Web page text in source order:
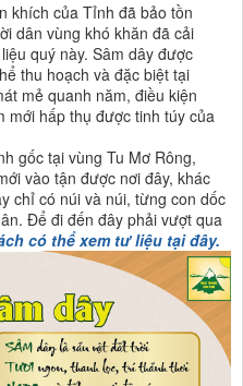
khích của Tỉnh đã bảo tồn
dân vùng khó khăn đã cải
quý này. Sâm dây được
thu hoạch và đặc biệt tại
mẻ quanh năm, điều kiện
mới hấp thụ được tinh túy của
gốc tại vùng Tu Mơ Rông,
vào tận được nơi đây, khác
chỉ có núi và núi, từng con dốc
Để đi đến đây phải vượt qua
có thể xem tư liệu tại đây.